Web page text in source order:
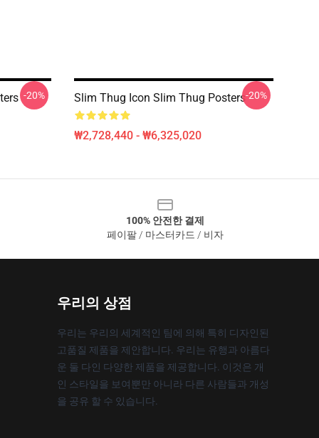
-20% Slim Thug Icon Slim Thug Posters
₩2,728,440 - ₩6,325,020
-20%
100% 안전한 결제
페이팔 / 마스터카드 / 비자
우리의 상점
우리는 우리의 세계적인 팀에 의해 특히 디자인된
고품질 제품을 제안합니다. 우리는 유행과 아름다
운 둘 다인 다양한 제품을 제공합니다. 이것은 개
인 스타일을 보여뿐만 아니라 다른 사람들과 개성
을 공유 할 수 있습니다.